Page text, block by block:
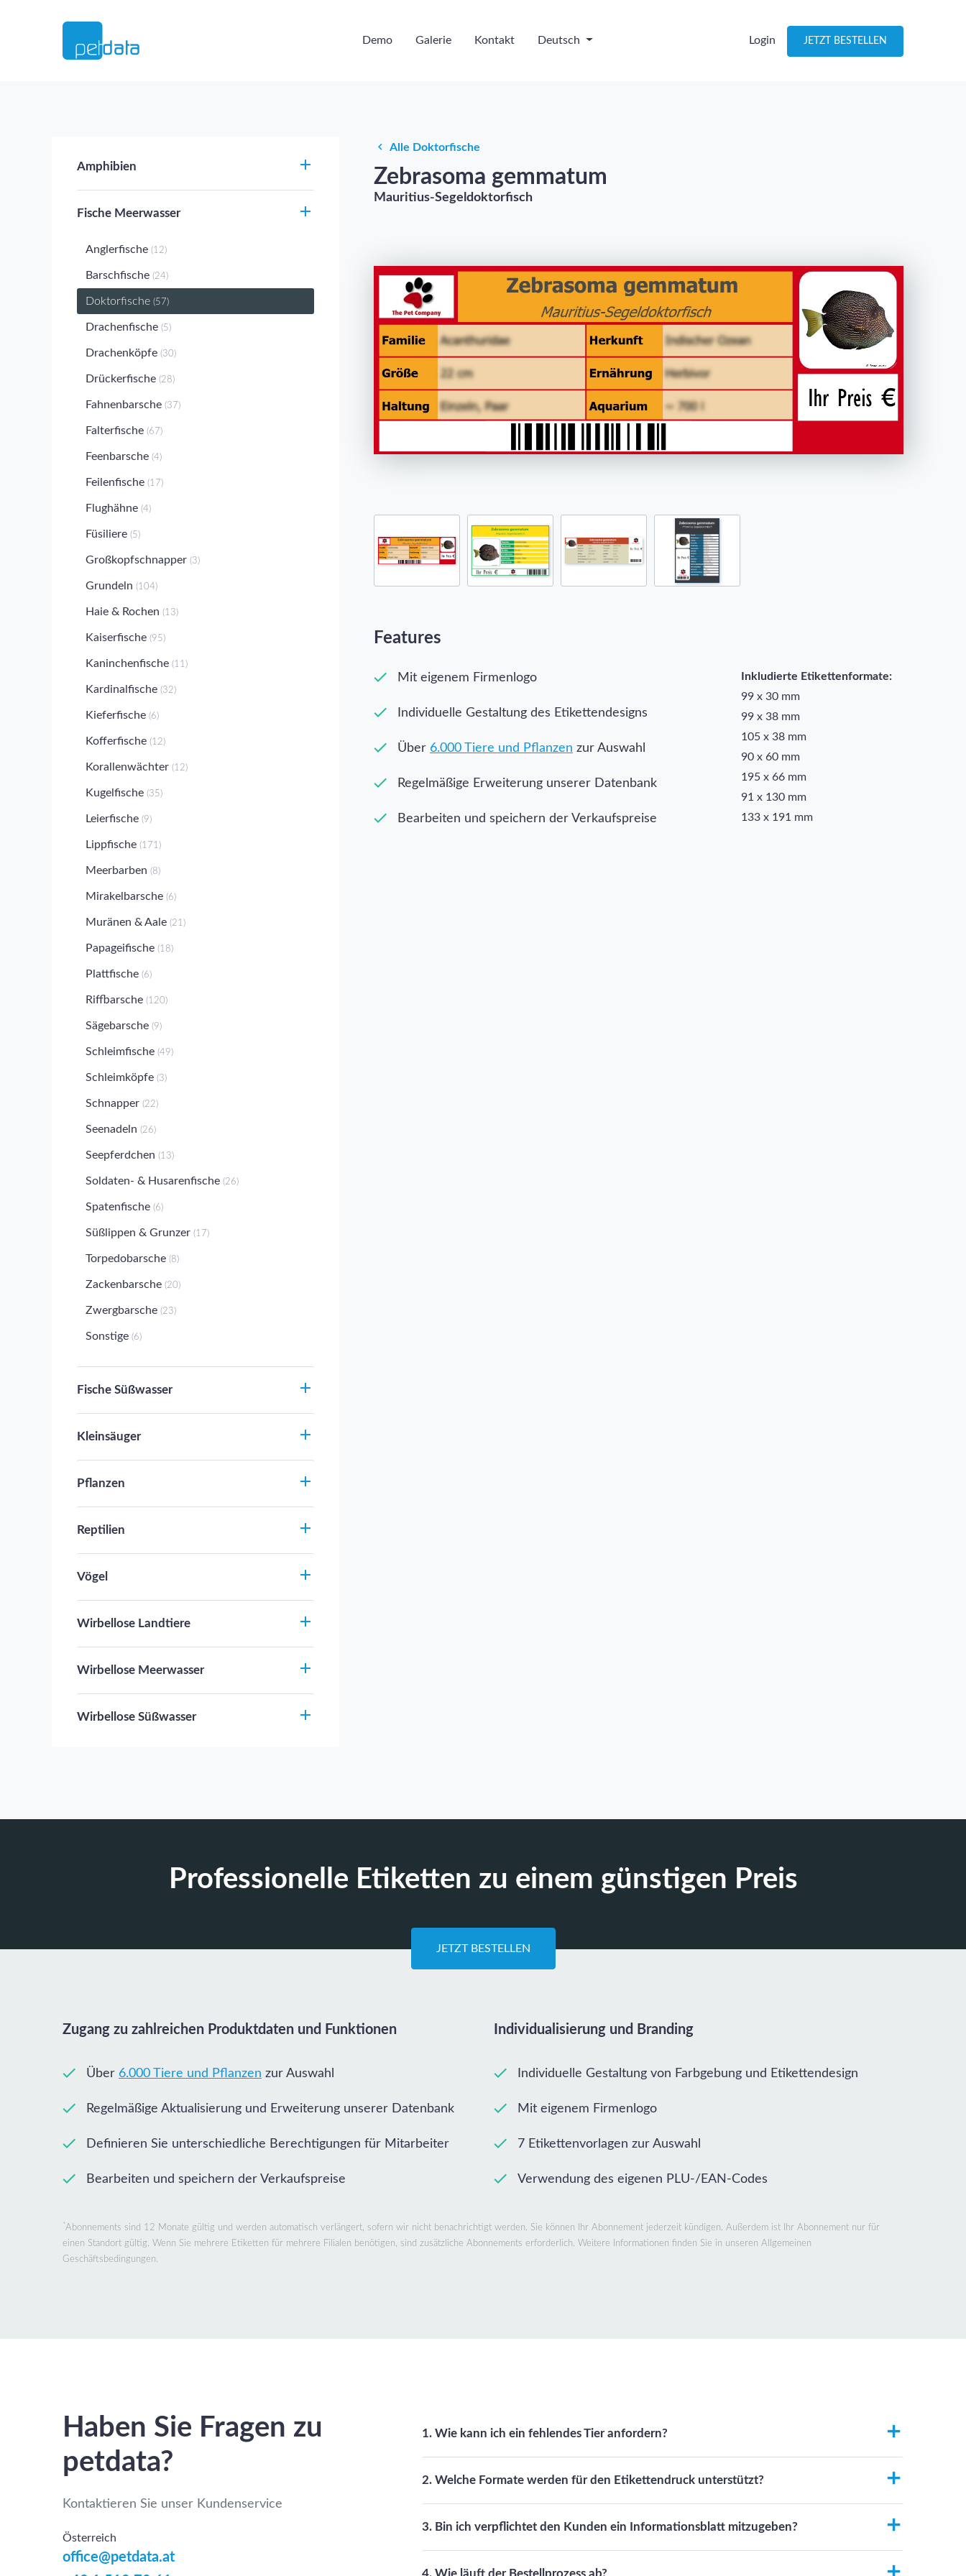
Demo Galerie Kontakt Deutsch Login JETZT BESTELLEN
Amphibien
Fische Meerwasser
Anglerfische (12)
Barschfische (24)
Doktorfische (57)
Drachenfische (5)
Drachenköpfe (30)
Drückerfische (28)
Fahnenbarsche (37)
Falterfische (67)
Feenbarsche (4)
Feilenfische (17)
Flughähne (4)
Füsiliere (5)
Großkopfschnapper (3)
Grundeln (104)
Haie & Rochen (13)
Kaiserfische (95)
Kaninchenfische (11)
Kardinalfische (32)
Kieferfische (6)
Kofferfische (12)
Korallenwächter (12)
Kugelfische (35)
Leierfische (9)
Lippfische (171)
Meerbarben (8)
Mirakelbarsche (6)
Muränen & Aale (21)
Papageifische (18)
Plattfische (6)
Riffbarsche (120)
Sägebarsche (9)
Schleimfische (49)
Schleimköpfe (3)
Schnapper (22)
Seenadeln (26)
Seepferdchen (13)
Soldaten- & Husarenfische (26)
Spatenfische (6)
Süßlippen & Grunzer (17)
Torpedobarsche (8)
Zackenbarsche (20)
Zwergbarsche (23)
Sonstige (6)
Fische Süßwasser
Kleinsäuger
Pflanzen
Reptilien
Vögel
Wirbellose Landtiere
Wirbellose Meerwasser
Wirbellose Süßwasser
Alle Doktorfische
Zebrasoma gemmatum
Mauritius-Segeldoktorfisch
Features
Mit eigenem Firmenlogo
Individuelle Gestaltung des Etikettendesigns
Über 6.000 Tiere und Pflanzen zur Auswahl
Regelmäßige Erweiterung unserer Datenbank
Bearbeiten und speichern der Verkaufspreise
Inkludierte Etikettenformate:
99 x 30 mm
99 x 38 mm
105 x 38 mm
90 x 60 mm
195 x 66 mm
91 x 130 mm
133 x 191 mm
Professionelle Etiketten zu einem günstigen Preis
JETZT BESTELLEN
Zugang zu zahlreichen Produktdaten und Funktionen
Über 6.000 Tiere und Pflanzen zur Auswahl
Regelmäßige Aktualisierung und Erweiterung unserer Datenbank
Definieren Sie unterschiedliche Berechtigungen für Mitarbeiter
Bearbeiten und speichern der Verkaufspreise
Individualisierung und Branding
Individuelle Gestaltung von Farbgebung und Etikettendesign
Mit eigenem Firmenlogo
7 Etikettenvorlagen zur Auswahl
Verwendung des eigenen PLU-/EAN-Codes
*Abonnements sind 12 Monate gültig und werden automatisch verlängert, sofern wir nicht benachrichtigt werden. Sie können Ihr Abonnement jederzeit kündigen. Außerdem ist Ihr Abonnement nur für
einen Standort gültig. Wenn Sie mehrere Etiketten für mehrere Filialen benötigen, sind zusätzliche Abonnements erforderlich. Weitere Informationen finden Sie in unseren Allgemeinen
Geschäftsbedingungen.
Haben Sie Fragen zu
petdata?
Kontaktieren Sie unser Kundenservice
Österreich
office@petdata.at
1. Wie kann ich ein fehlendes Tier anfordern?
2. Welche Formate werden für den Etikettendruck unterstützt?
3. Bin ich verpflichtet den Kunden ein Informationsblatt mitzugeben?
4. Wie läuft der Bestellprozess ab?